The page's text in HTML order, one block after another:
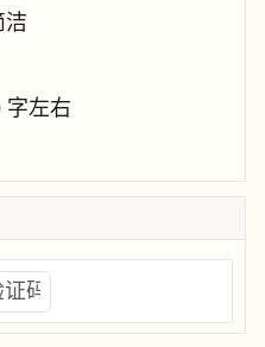
洁
字左右